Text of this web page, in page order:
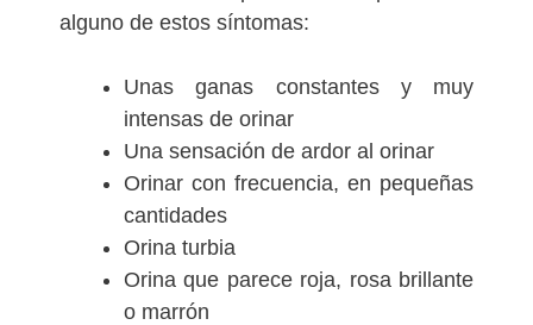
alguno de estos síntomas:
Unas ganas constantes y muy
intensas de orinar
Una sensación de ardor al orinar
Orinar con frecuencia, en pequeñas
cantidades
Orina turbia
Orina que parece roja, rosa brillante
o marrón